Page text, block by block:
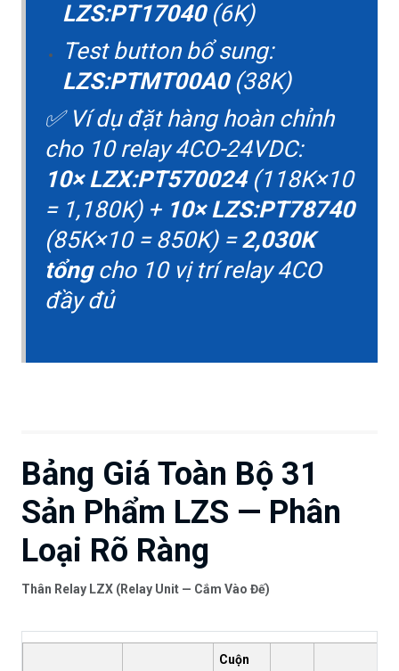
LZS:PT17040(6K)
Test button bổ sung:
LZS:PTMT00A0(38K)
✅ Ví dụ đặt hàng hoàn chỉnh
cho 10 relay 4CO-24VDC:
10× LZX:PT570024(118K×10
= 1,180K) + 10× LZS:PT78740
(85K×10 = 850K) =2,030K
tổngcho 10 vị trí relay 4CO
đầy đủ
Bảng Giá Toàn Bộ 31
Sản Phẩm LZS — Phân
Loại Rõ Ràng
Thân Relay LZX (Relay Unit — Cắm Vào Đế)
Cuộn